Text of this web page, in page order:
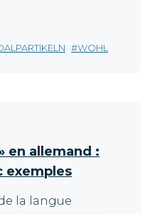
WOHL
en allemand :
exemples
la langue